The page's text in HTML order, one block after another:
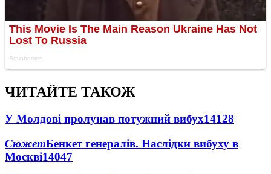
ЧИТАЙТЕ ТАКОЖ
У Молдові пролунав потужний вибух14128
СюжетБенкет генералів. Наслідки вибуху в
Москві14047